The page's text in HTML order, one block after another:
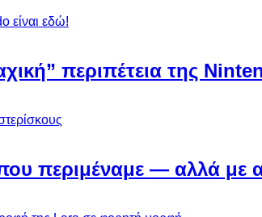
περιπέτεια της
περιμέναμε — αλλά με